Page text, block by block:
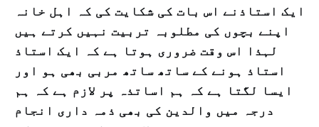
ایک استاذنے اس بات کی شکایت کی کہ اہل خانہ
اپنے بچوں کی مطلوبہ تربیت نہیں کرتے ہیں
لہذا اس وقت ضروری ہوتا ہے کہ ایک استاذ
استاذ ہونے کے ساتھ ساتھ مربی بھی ہو اور
ایسا لگتا ہے کہ ہم اساتذہ پر لازم ہے کہ ہم
درجہ میں والدین کی بھی ذمہ داری انجام